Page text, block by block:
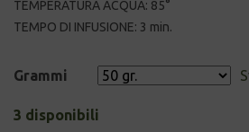
TEMPERATURA ACQUA: 85°
TEMPO DI INFUSIONE: 3 min.
Grammi
3 disponibili